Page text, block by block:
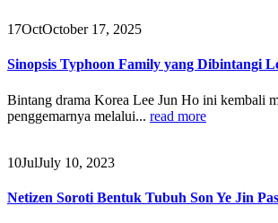
17OctOctober 17, 2025
Sinopsis Typhoon Family yang Dibintangi
Bintang drama Korea Lee Jun Ho ini kembali
penggemarnya melalui... read more
10JulJuly 10, 2023
Netizen Soroti Bentuk Tubuh Son Ye Jin